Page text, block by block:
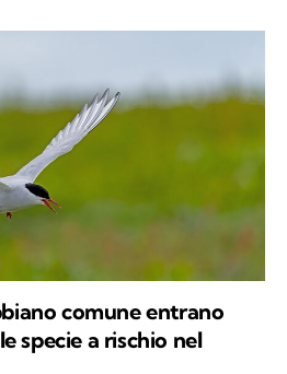
comune entrano
specie a rischio nel